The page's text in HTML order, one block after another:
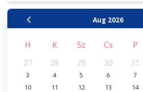
Aug 2026
H K Sz Cs P
27
28 29 30 31
3
4 5 6 7
10
11 12 13 14